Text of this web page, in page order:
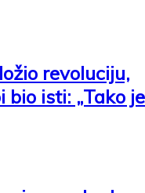
revoluciju,
isti: „Tako je